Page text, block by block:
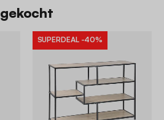
gekocht
SUPERDEAL -40%